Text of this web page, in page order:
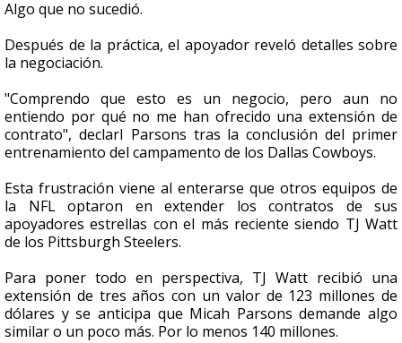
Algo que no sucedió.
Después de la práctica, el apoyador reveló detalles sobre
la negociación.
"Comprendo que esto es un negocio, pero aun no
entiendo por qué no me han ofrecido una extensión de
contrato", declarI Parsons tras la conclusión del primer
entrenamiento del campamento de los Dallas Cowboys.
Esta frustración viene al enterarse que otros equipos de
la NFL optaron en extender los contratos de sus
apoyadores estrellas con el más reciente siendo TJ Watt
de los Pittsburgh Steelers.
Para poner todo en perspectiva, TJ Watt recibió una
extensión de tres años con un valor de 123 millones de
dólares y se anticipa que Micah Parsons demande algo
similar o un poco más. Por lo menos 140 millones.